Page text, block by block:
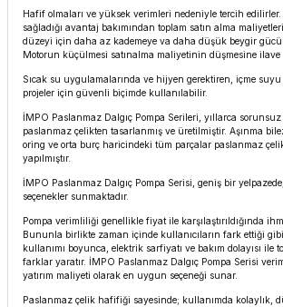
Hafif olmaları ve yüksek verimleri nedeniyle tercih
sağladığı avantaj bakımından toplam satın alma
düzeyi için daha az kademeye va daha düşük beygir
Motorun küçülmesi satınalma maliyetinin düşmesine ilave
Sıcak su uygulamalarında ve hijyen gerektiren, içme
projeler için güvenli biçimde kullanılabilir.
İMPO Paslanmaz Dalgıç Pompa Serileri, yıllarca sorunsuz
paslanmaz çelikten tasarlanmış ve üretilmiştir. Aşınma
oring ve orta burç haricindeki tüm parçalar paslanmaz
yapılmıştır.
İMPO Paslanmaz Dalgıç Pompa Serisi, geniş bir
seçenekler sunmaktadır.
Pompa verimliliği genellikle fiyat ile karşılaştırıldığında
Bununla birlikte zaman içinde kullanıcıların fark ettiği
kullanımı boyunca, elektrik sarfiyatı ve bakım dolayısı ile
farklar yaratır. İMPO Paslanmaz Dalgıç Pompa Serisi
yatırım maliyeti olarak en uygun seçeneği sunar.
Paslanmaz çelik hafifiği sayesinde; kullanımda kolaylık,